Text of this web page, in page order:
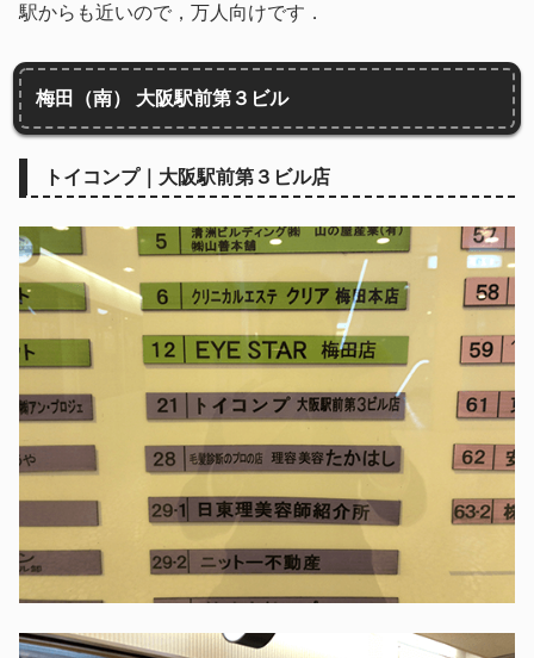
駅からも近いので，万人向けです．
梅田（南） 大阪駅前第３ビル
トイコンプ｜大阪駅前第３ビル店